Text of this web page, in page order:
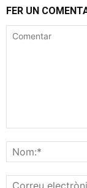
FER UN